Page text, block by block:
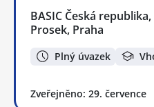
BASIC Česká republika,
Prosek, Praha
Plný úvazek
Zveřejněno: 29. července